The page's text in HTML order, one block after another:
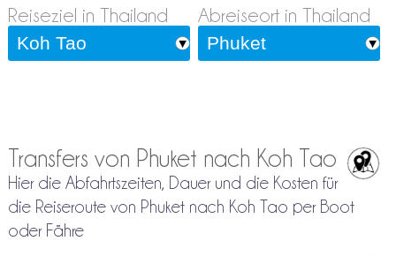
Reiseziel in Thailand Abreiseort in Thailand
Transfers von Phuket nach Koh Tao
Hier die Abfahrtszeiten, Dauer und die Kosten für
die Reiseroute von Phuket nach Koh Tao per Boot
oder Fähre